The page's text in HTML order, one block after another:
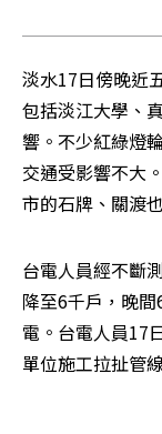
淡水17日傍晚近
包括淡江大學、
響。不少紅綠燈
交通受影響不大
市的石牌、關渡
台電人員經不斷
降至6千戶，晚
電。台電人員17
單位施工拉扯管